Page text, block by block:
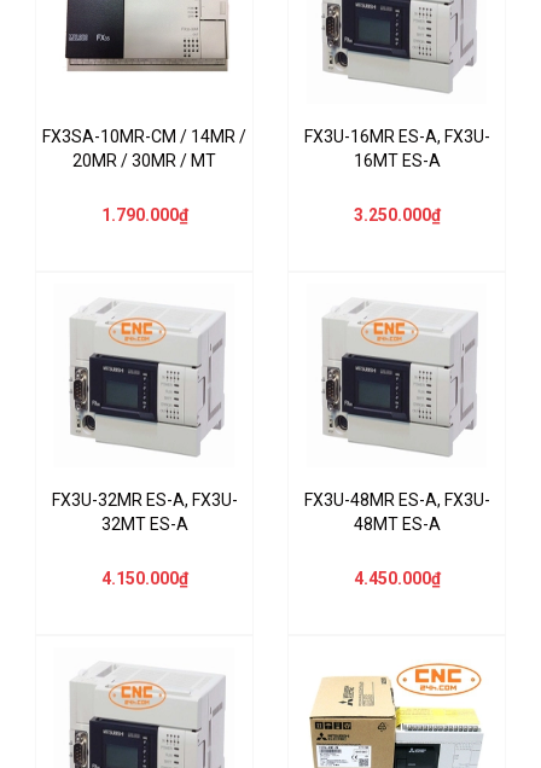
FX3SA-10MR-CM / 14MR /
20MR / 30MR / MT
1.790.000₫
FX3U-16MR ES-A, FX3U-
16MT ES-A
3.250.000₫
FX3U-32MR ES-A, FX3U-
32MT ES-A
4.150.000₫
FX3U-48MR ES-A, FX3U-
48MT ES-A
4.450.000₫